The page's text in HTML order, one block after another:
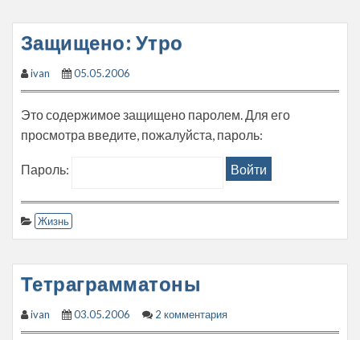
Защищено: Утро
ivan 05.05.2006
Это содержимое защищено паролем. Для его
просмотра введите, пожалуйста, пароль:
Пароль:
Жизнь
Тетраграмматоны
ivan 03.05.2006 2 комментария